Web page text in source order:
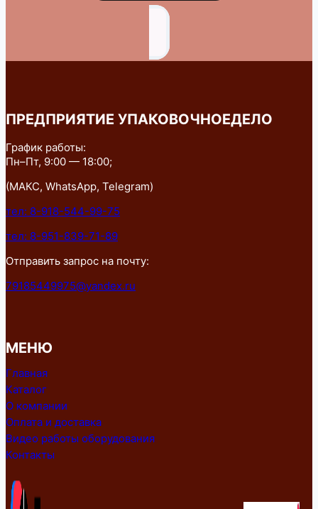
ПРЕДПРИЯТИЕ УПАКОВОЧНОЕДЕЛО
График работы:
Пн–Пт, 9:00 — 18:00;
(МАКС, WhatsApp, Telegram)
тел: 8-918-544-99-75
тел: 8-951-839-71-89
Отправить запрос на почту:
79185449975@yandex.ru
МЕНЮ
Главная
Каталог
О компании
Оплата и доставка
Видео работы оборудования
Контакты